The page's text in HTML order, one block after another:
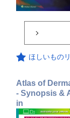
ほしいもの
Atlas of
- Synopsis &
in